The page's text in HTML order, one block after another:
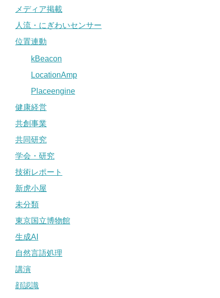
メディア掲載
人流・にぎわいセンサー
位置連動
kBeacon
LocationAmp
Placeengine
健康経営
共創事業
共同研究
学会・研究
技術レポート
新虎小屋
未分類
東京国立博物館
生成AI
自然言語処理
講演
顔認識